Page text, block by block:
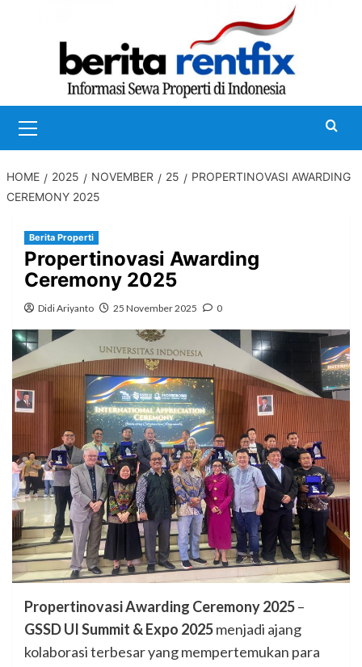
Menu
HOME 2025 NOVEMBER 25
PROPERTINOVASI AWARDING
CEREMONY 2025
Berita Properti
Propertinovasi Awarding
Ceremony 2025
Didi Ariyanto 25 November 2025 0
Propertinovasi Awarding Ceremony 2025–
GSSD UI Summit & Expo 2025menjadi ajang
kolaborasi terbesar yang mempertemukan para